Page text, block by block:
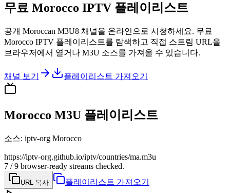
무료 Morocco IPTV 플레이리스트
공개 Moroccan M3U8 채널을 온라인으로 시청하세요. 무료
Morocco IPTV 플레이리스트를 탐색하고 직접 스트림 URL을
브라우저에서 열거나 M3U 소스를 가져올 수 있습니다.
채널 보기 플레이리스트 가져오기
Morocco M3U 플레이리스트
소스: iptv-org Morocco
https://iptv-org.github.io/iptv/countries/ma.m3u
7 / 9 browser-ready streams checked.
URL 복사
플레이리스트 가져오기